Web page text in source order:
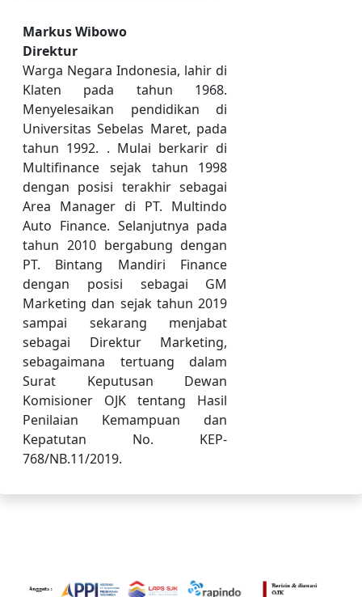
Markus Wibowo
Direktur
Warga Negara Indonesia, lahir di
Klaten pada tahun 1968.
Menyelesaikan pendidikan di
Universitas Sebelas Maret, pada
tahun 1992. . Mulai berkarir di
Multifinance sejak tahun 1998
dengan posisi terakhir sebagai
Area Manager di PT. Multindo
Auto Finance. Selanjutnya pada
tahun 2010 bergabung dengan
PT. Bintang Mandiri Finance
dengan posisi sebagai GM
Marketing dan sejak tahun 2019
sampai sekarang menjabat
sebagai Direktur Marketing,
sebagaimana tertuang dalam
Surat Keputusan Dewan
Komisioner OJK tentang Hasil
Penilaian Kemampuan dan
Kepatutan No. KEP-
768/NB.11/2019.